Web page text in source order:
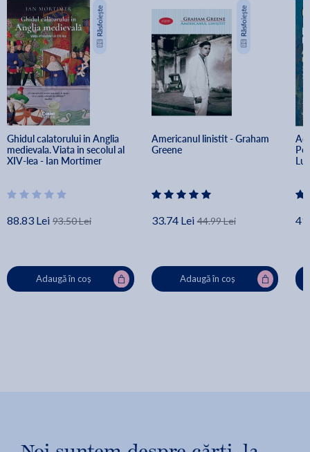
Ghidul calatorului in Anglia
medievala. Viata in secolul al
XIV-lea - Ian Mortimer
88.83 Lei 93.50 Lei
Adaugă în coș
Americanul linistit - Graham
Greene
33.74 Lei 44.99 Lei
Adaugă în coș